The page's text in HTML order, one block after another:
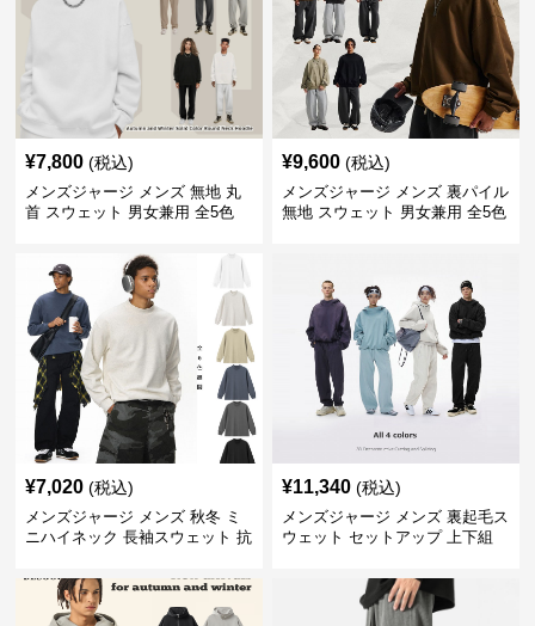
¥7,800 (税込)
メンズジャージ メンズ 無地 丸
首 スウェット 男女兼用 全5色
¥9,600 (税込)
メンズジャージ メンズ 裏パイル
無地 スウェット 男女兼用 全5色
¥7,020 (税込)
メンズジャージ メンズ 秋冬 ミ
ニハイネック 長袖スウェット 抗
¥11,340 (税込)
メンズジャージ メンズ 裏起毛ス
ウェット セットアップ 上下組